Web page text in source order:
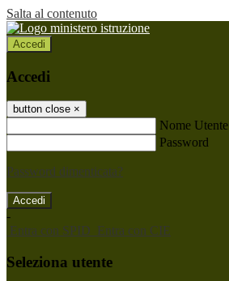
Salta al contenuto
Accedi
Accedi
button close ×
Nome Utente
Password
Password dimenticata?
-
Entra con SPID Entra con CIE
Seleziona utente